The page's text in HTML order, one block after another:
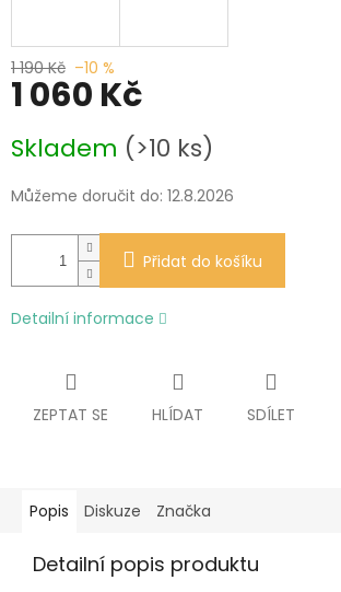
1 190 Kč –10 %
1 060 Kč
cena:
Skladem (>10 ks)
Můžeme doručit do: 12.8.2026
Přidat do košíku
Detailní informace
ZEPTAT SE HLÍDAT SDÍLET
Popis Diskuze Značka
Detailní popis produktu